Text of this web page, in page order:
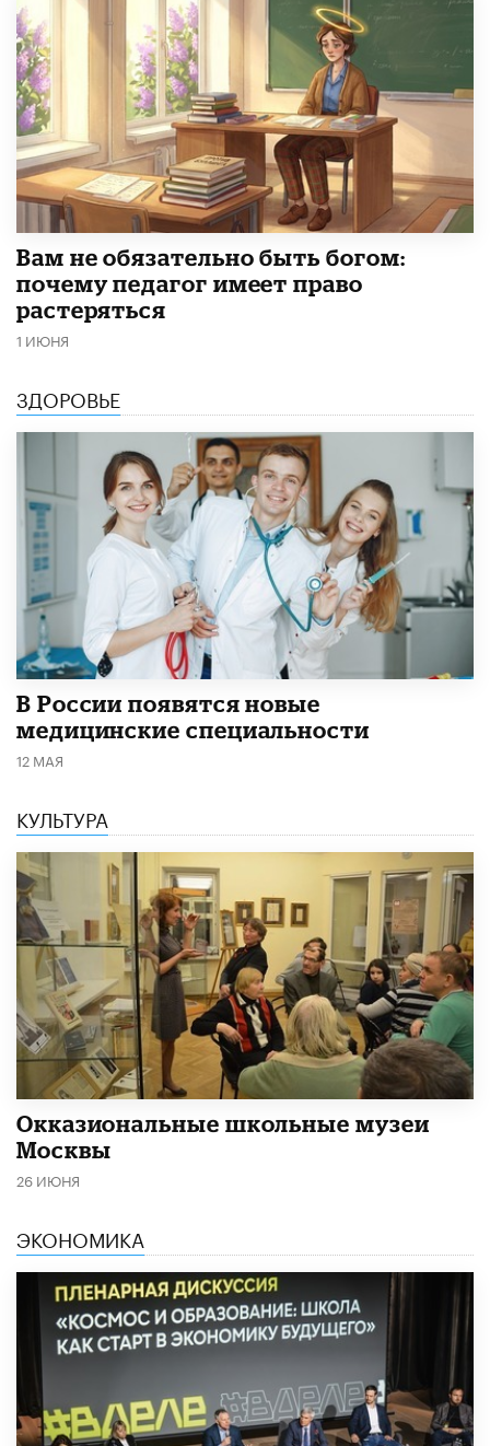
​Вам не обязательно быть богом:
почему педагог имеет право
растеряться
1 ИЮНЯ
ЗДОРОВЬЕ
В России появятся новые
медицинские специальности
12 МАЯ
КУЛЬТУРА
​Окказиональные школьные музеи
Москвы
26 ИЮНЯ
ЭКОНОМИКА